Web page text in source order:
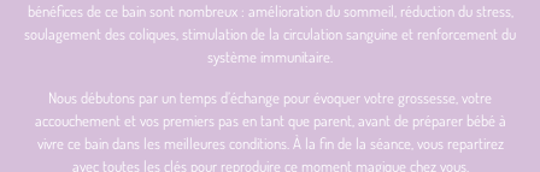
bénéfices de ce bain sont nombreux : amélioration du sommeil, réduction du stress,
soulagement des coliques, stimulation de la circulation sanguine et renforcement du
système immunitaire.
Nous débutons par un temps d’échange pour évoquer votre grossesse, votre
accouchement et vos premiers pas en tant que parent, avant de préparer bébé à
vivre ce bain dans les meilleures conditions. À la fin de la séance, vous repartirez
avec toutes les clés pour reproduire ce moment magique chez vous.